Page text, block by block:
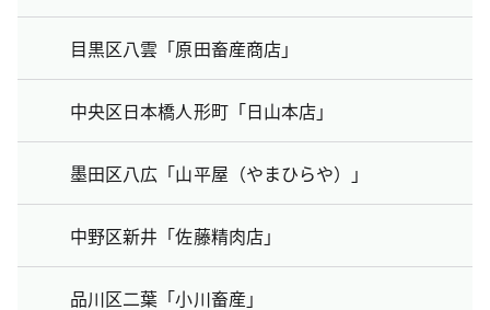
目黒区八雲「原田畜産商店」
中央区日本橋人形町「日山本店」
墨田区八広「山平屋（やまひらや）」
中野区新井「佐藤精肉店」
品川区二葉「小川畜産」